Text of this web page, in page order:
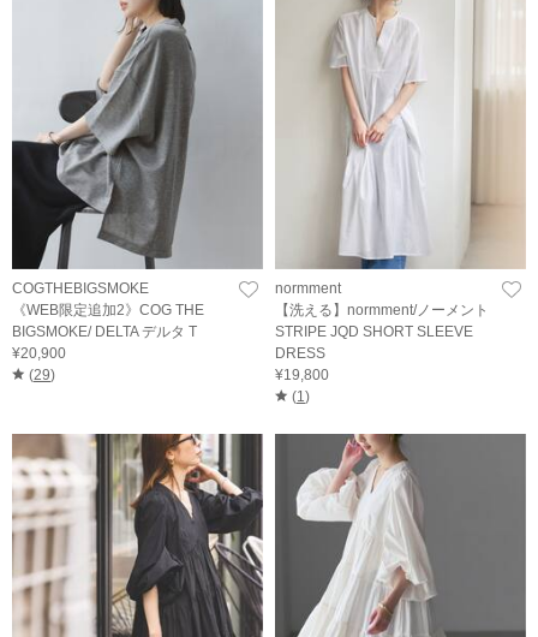
COGTHEBIGSMOKE
《WEB限定追加2》COG THE
BIGSMOKE/ DELTA デルタ T
¥20,900
(29)
normment
【洗える】normment/ノーメント
STRIPE JQD SHORT SLEEVE
DRESS
¥19,800
(1)